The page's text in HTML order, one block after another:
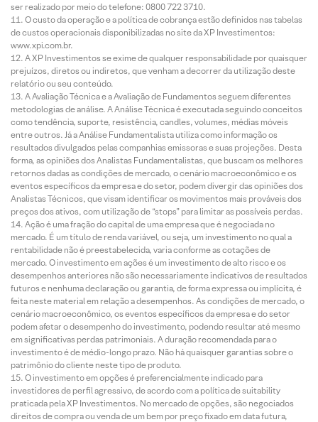
ser realizado por meio do telefone: 0800 722 3710.
O custo da operação e a política de cobrança estão definidos nas tabelas
de custos operacionais disponibilizadas no site da XP Investimentos:
www.xpi.com.br.
A XP Investimentos se exime de qualquer responsabilidade por quaisquer
prejuízos, diretos ou indiretos, que venham a decorrer da utilização deste
relatório ou seu conteúdo.
A Avaliação Técnica e a Avaliação de Fundamentos seguem diferentes
metodologias de análise. A Análise Técnica é executada seguindo conceitos
como tendência, suporte, resistência, candles, volumes, médias móveis
entre outros. Já a Análise Fundamentalista utiliza como informação os
resultados divulgados pelas companhias emissoras e suas projeções. Desta
forma, as opiniões dos Analistas Fundamentalistas, que buscam os melhores
retornos dadas as condições de mercado, o cenário macroeconômico e os
eventos específicos da empresa e do setor, podem divergir das opiniões dos
Analistas Técnicos, que visam identificar os movimentos mais prováveis dos
preços dos ativos, com utilização de “stops” para limitar as possíveis perdas.
Ação é uma fração do capital de uma empresa que é negociada no
mercado. É um título de renda variável, ou seja, um investimento no qual a
rentabilidade não é preestabelecida, varia conforme as cotações de
mercado. O investimento em ações é um investimento de alto risco e os
desempenhos anteriores não são necessariamente indicativos de resultados
futuros e nenhuma declaração ou garantia, de forma expressa ou implícita, é
feita neste material em relação a desempenhos. As condições de mercado, o
cenário macroeconômico, os eventos específicos da empresa e do setor
podem afetar o desempenho do investimento, podendo resultar até mesmo
em significativas perdas patrimoniais. A duração recomendada para o
investimento é de médio-longo prazo. Não há quaisquer garantias sobre o
patrimônio do cliente neste tipo de produto.
O investimento em opções é preferencialmente indicado para
investidores de perfil agressivo, de acordo com a política de suitability
praticada pela XP Investimentos. No mercado de opções, são negociados
direitos de compra ou venda de um bem por preço fixado em data futura,